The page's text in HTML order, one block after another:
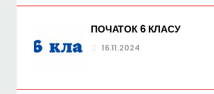
ПОЧАТОК 6 КЛАСУ
16.11.2024